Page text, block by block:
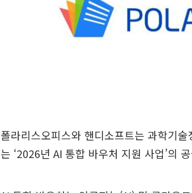
폴라리스오피스와 핸디소프트는 과학기
는 ‘2026년 AI 통합 바우처 지원 사업’의